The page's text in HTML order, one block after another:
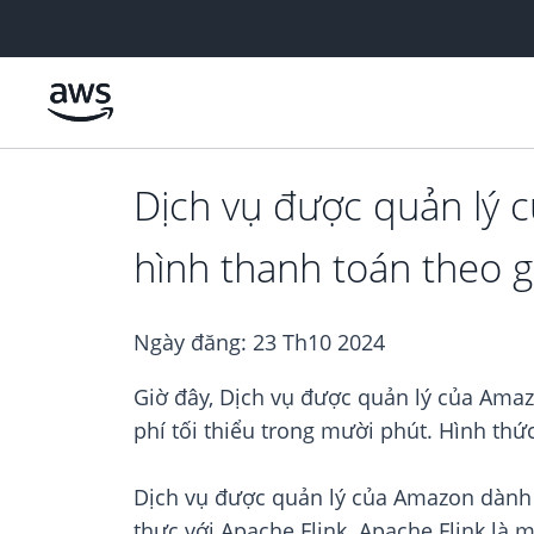
Dịch vụ được quản lý
hình thanh toán theo
Ngày đăng: 23 Th10 2024
Giờ đây, Dịch vụ được quản lý của
phí tối thiểu trong mười phút. Hình
Dịch vụ được quản lý của Amazon